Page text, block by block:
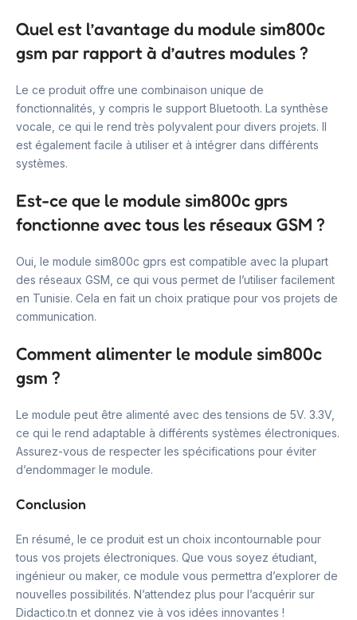
Quel est l’avantage du module sim800c
gsm par rapport à d’autres modules ?
Le ce produit offre une combinaison unique de
fonctionnalités, y compris le support Bluetooth. La synthèse
vocale, ce qui le rend très polyvalent pour divers projets. Il
est également facile à utiliser et à intégrer dans différents
systèmes.
Est-ce que le module sim800c gprs
fonctionne avec tous les réseaux GSM ?
Oui, le module sim800c gprs est compatible avec la plupart
des réseaux GSM, ce qui vous permet de l’utiliser facilement
en Tunisie. Cela en fait un choix pratique pour vos projets de
communication.
Comment alimenter le module sim800c
gsm ?
Le module peut être alimenté avec des tensions de 5V. 3.3V,
ce qui le rend adaptable à différents systèmes électroniques.
Assurez-vous de respecter les spécifications pour éviter
d’endommager le module.
Conclusion
En résumé, le ce produit est un choix incontournable pour
tous vos projets électroniques. Que vous soyez étudiant,
ingénieur ou maker, ce module vous permettra d’explorer de
nouvelles possibilités. N’attendez plus pour l’acquérir sur
Didactico.tn et donnez vie à vos idées innovantes !